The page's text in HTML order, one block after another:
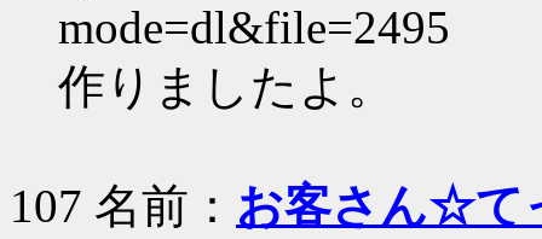
mode=dl&file=2495
作りましたよ。
107 名前： お客さん☆て